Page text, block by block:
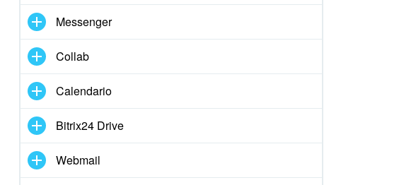
Messenger
Collab
Calendario
Bitrix24 Drive
Webmail